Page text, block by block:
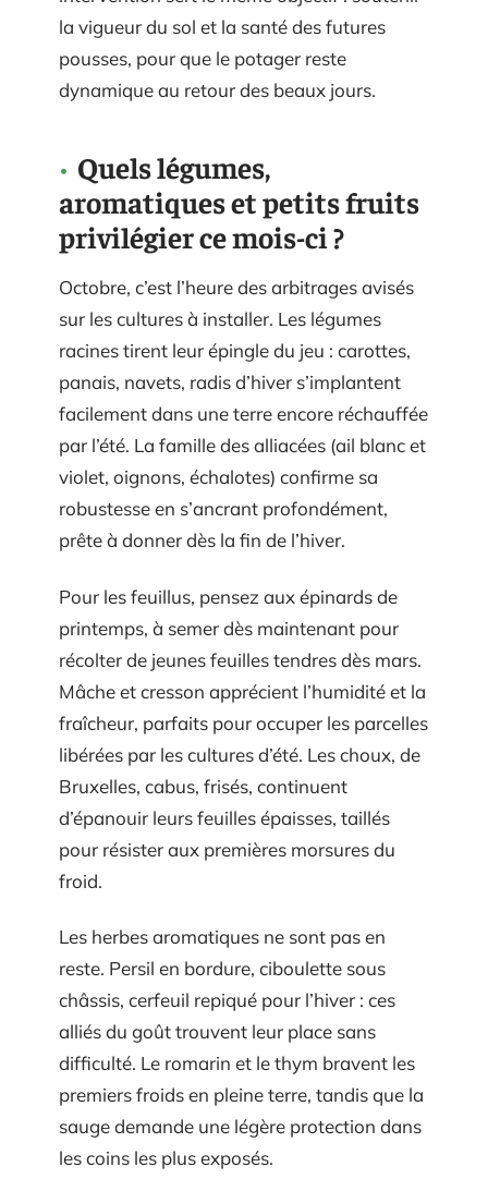
la vigueur du sol et la santé des futures
pousses, pour que le potager reste
dynamique au retour des beaux jours.
Quels légumes,
aromatiques et petits fruits
privilégier ce mois-ci ?
Octobre, c’est l’heure des arbitrages avisés
sur les cultures à installer. Les légumes
racines tirent leur épingle du jeu : carottes,
panais, navets, radis d’hiver s’implantent
facilement dans une terre encore réchauffée
par l’été. La famille des alliacées (ail blanc et
violet, oignons, échalotes) confirme sa
robustesse en s’ancrant profondément,
prête à donner dès la fin de l’hiver.
Pour les feuillus, pensez aux épinards de
printemps, à semer dès maintenant pour
récolter de jeunes feuilles tendres dès mars.
Mâche et cresson apprécient l’humidité et la
fraîcheur, parfaits pour occuper les parcelles
libérées par les cultures d’été. Les choux, de
Bruxelles, cabus, frisés, continuent
d’épanouir leurs feuilles épaisses, taillés
pour résister aux premières morsures du
froid.
Les herbes aromatiques ne sont pas en
reste. Persil en bordure, ciboulette sous
châssis, cerfeuil repiqué pour l’hiver : ces
alliés du goût trouvent leur place sans
difficulté. Le romarin et le thym bravent les
premiers froids en pleine terre, tandis que la
sauge demande une légère protection dans
les coins les plus exposés.